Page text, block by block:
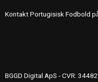
Kontakt Portugisisk Fodbold
BGGD Digital ApS - CVR: